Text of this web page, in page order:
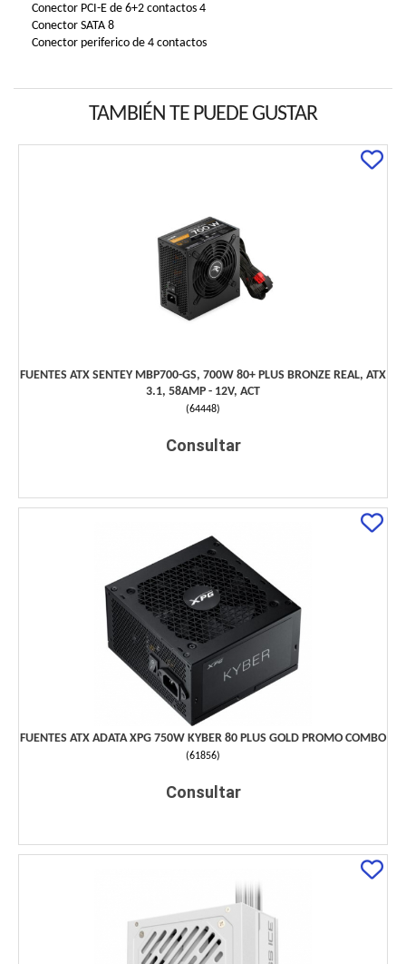
Conector PCI-E de 6+2 contactos 4
Conector SATA 8
Conector periferico de 4 contactos
TAMBIÉN TE PUEDE GUSTAR
FUENTES ATX SENTEY MBP700-GS, 700W 80+ PLUS BRONZE REAL, ATX
3.1, 58AMP - 12V, ACT
(64448)
Consultar
FUENTES ATX ADATA XPG 750W KYBER 80 PLUS GOLD PROMO COMBO
(61856)
Consultar